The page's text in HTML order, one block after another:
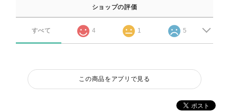
ショップの評価
すべて 4 1 5
この商品をアプリで見る